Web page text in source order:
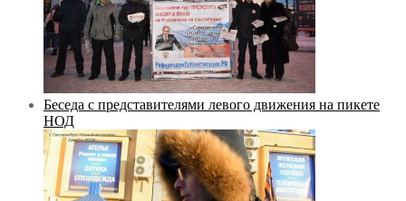
Беседа с представителями левого движения на пикете
НОД